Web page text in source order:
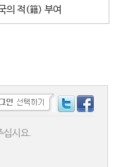
의 적(籍) 부여
십시요.